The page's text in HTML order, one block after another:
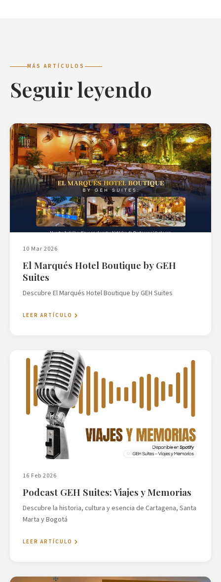
MÁS ARTÍCULOS
Seguir leyendo
10 Mar 2026
El Marqués Hotel Boutique by GEH
Suites
Descubre El Marqués Hotel Boutique by GEH Suites
LEER ARTÍCULO
16 Feb 2026
Podcast GEH Suites: Viajes y Memorias
Descubre la historia, cultura y esencia de Cartagena, Santa
Marta y Bogotá
LEER ARTÍCULO